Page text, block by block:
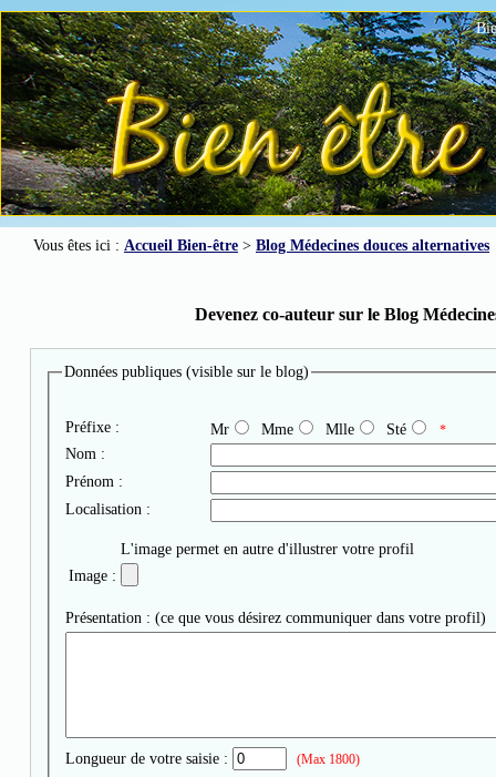
Vous êtes ici : Accueil Bien-être > Blog Médecines douces alternatives
Devenez co-auteur sur le Blog
Données publiques (visible sur le blog)
Préfixe : Mr Mme Mlle Sté *
Nom :
Prénom :
Localisation :
L'image permet en autre d'illustrer votre profil
Image :
Présentation : (ce que vous désirez communiquer dans votre profil)
Longueur de votre saisie : (Max 1800)